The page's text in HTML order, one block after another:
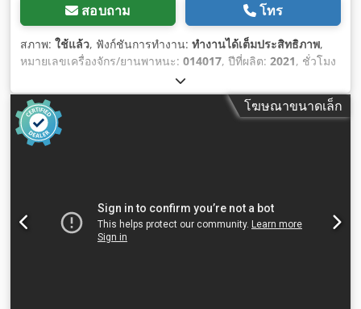
สอบถาม โทร
สภาพ: ใช้แล้ว, ฟังก์ชันการทำงาน: ทำงานได้เต็มประสิทธิภาพ,
หมายเลขเครื่องจักร/ยานพาหนะ: 014017, ปีที่ผลิต: 2021, ชั่วโมง
, ความจุในการรับน้ำหนัก:
ยก:4,400 มม, ยกอิสระ:1,500 มม, ประเภทเชื้อเพลิง:ดีเซล,
ประเภทเสา:
2,850 มม, ความยาวง่าม:
2,400 มม
โฆษณาขนาดเล็ก